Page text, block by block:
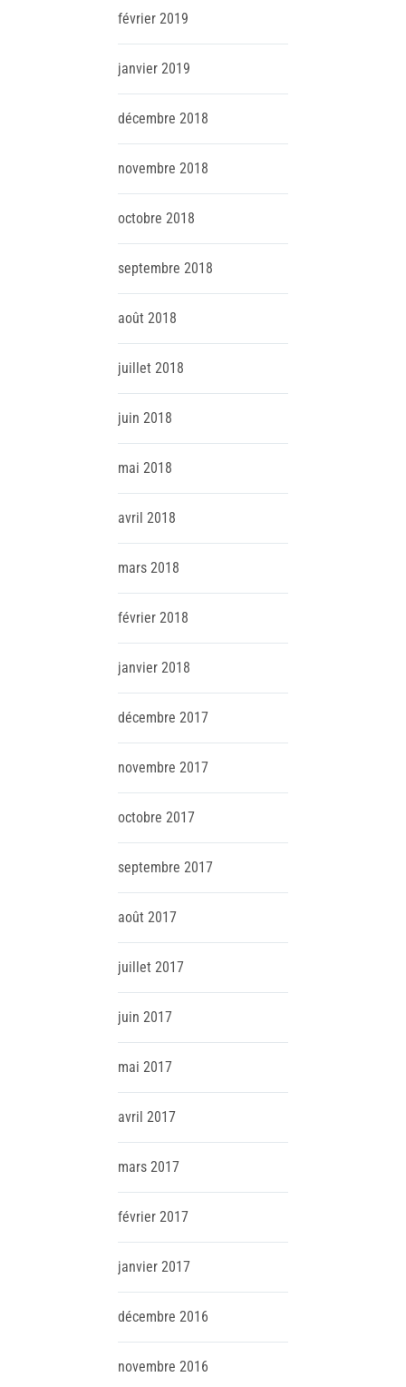
février 2019
janvier 2019
décembre 2018
novembre 2018
octobre 2018
septembre 2018
août 2018
juillet 2018
juin 2018
mai 2018
avril 2018
mars 2018
février 2018
janvier 2018
décembre 2017
novembre 2017
octobre 2017
septembre 2017
août 2017
juillet 2017
juin 2017
mai 2017
avril 2017
mars 2017
février 2017
janvier 2017
décembre 2016
novembre 2016